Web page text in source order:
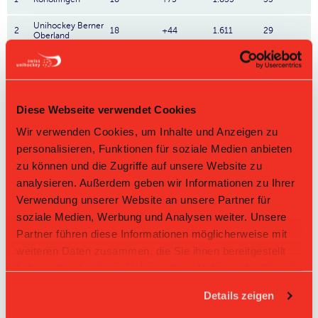
Diese Webseite verwendet Cookies
Wir verwenden Cookies, um Inhalte und Anzeigen zu
personalisieren, Funktionen für soziale Medien anbieten
zu können und die Zugriffe auf unsere Website zu
analysieren. Außerdem geben wir Informationen zu Ihrer
Verwendung unserer Website an unsere Partner für
soziale Medien, Werbung und Analysen weiter. Unsere
Partner führen diese Informationen möglicherweise mit
weiteren Daten zusammen, die Sie ihnen bereitgestellt
Details zeigen
2
Unihockey Berner
Oberland
18 +44 1.611 29
3 27
6 Tigers 18 -14 0.889 16
7 UHT Arni II 18 -20 0.722 13
8 Münsingen 18 -20 0.611 11
9 18 -30 0.556 10